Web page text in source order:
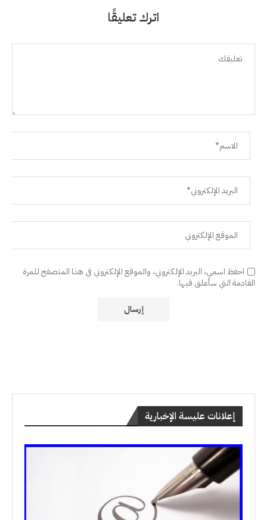
اترك تعليقًا
احفظ اسمي، البريد الإلكتروني، والموقع الإلكتروني في هذا المتصفح للمرة
القادمة التي سأعلق فيها.
إعلانات عليسة الإخبارية